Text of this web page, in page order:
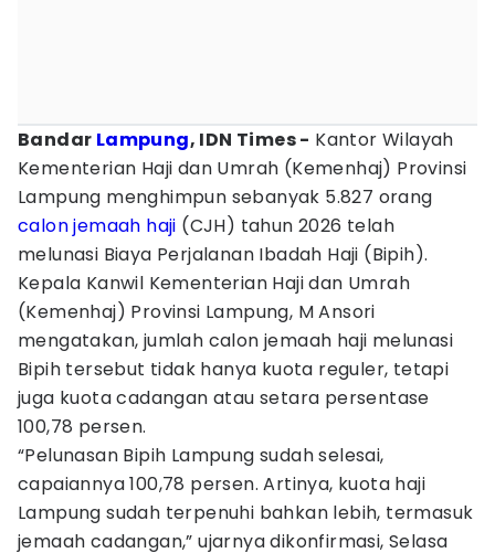
Bandar Lampung, IDN Times - Kantor Wilayah
Kementerian Haji dan Umrah (Kemenhaj) Provinsi
Lampung menghimpun sebanyak 5.827 orang
calon jemaah haji (CJH) tahun 2026 telah
melunasi Biaya Perjalanan Ibadah Haji (Bipih).
Kepala Kanwil Kementerian Haji dan Umrah
(Kemenhaj) Provinsi Lampung, M Ansori
mengatakan, jumlah calon jemaah haji melunasi
Bipih tersebut tidak hanya kuota reguler, tetapi
juga kuota cadangan atau setara persentase
100,78 persen.
“Pelunasan Bipih Lampung sudah selesai,
capaiannya 100,78 persen. Artinya, kuota haji
Lampung sudah terpenuhi bahkan lebih, termasuk
jemaah cadangan,” ujarnya dikonfirmasi, Selasa